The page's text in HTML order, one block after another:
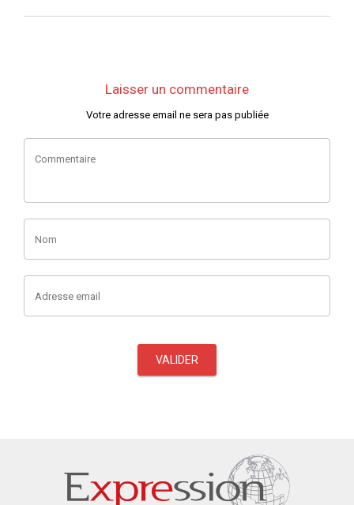
Laisser un commentaire
Votre adresse email ne sera pas publiée
Commentaire
Nom
Adresse email
VALIDER